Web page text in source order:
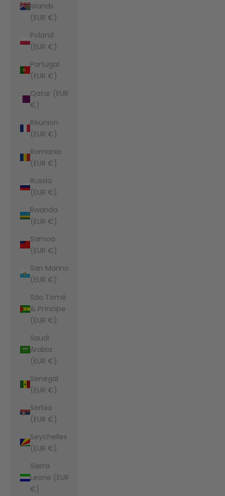
Islands
(EUR €)
Poland
(EUR €)
Portugal
(EUR €)
Qatar (EUR
€)
Réunion
(EUR €)
Romania
(EUR €)
Russia
(EUR €)
Rwanda
(EUR €)
Samoa
(EUR €)
San Marino
(EUR €)
São Tomé
& Príncipe
(EUR €)
Saudi
Arabia
(EUR €)
Senegal
(EUR €)
Serbia
(EUR €)
Seychelles
(EUR €)
Sierra
Leone (EUR
€)